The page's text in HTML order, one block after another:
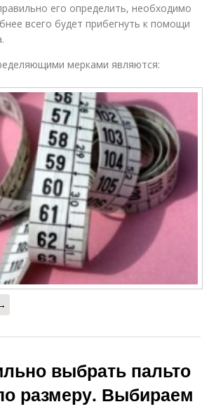
его определить, необходимо
всего будет прибегнуть к помощи
мерками являются:
выбрать пальто
размеру. Выбираем